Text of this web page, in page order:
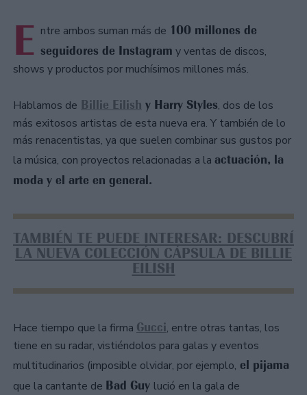
E ntre ambos suman más de 100 millones de
seguidores de Instagram y ventas de discos,
shows y productos por muchísimos millones más.
Hablamos de Billie Eilish y Harry Styles, dos de los
más exitosos artistas de esta nueva era. Y también de lo
más renacentistas, ya que suelen combinar sus gustos por
la música, con proyectos relacionadas a la actuación, la
moda y el arte en general.
TAMBIÉN TE PUEDE INTERESAR: DESCUBRÍ
LA NUEVA COLECCIÓN CÁPSULA DE BILLIE
EILISH
Hace tiempo que la firma Gucci, entre otras tantas, los
tiene en su radar, vistiéndolos para galas y eventos
multitudinarios (imposible olvidar, por ejemplo, el pijama
que la cantante de Bad Guy lució en la gala de